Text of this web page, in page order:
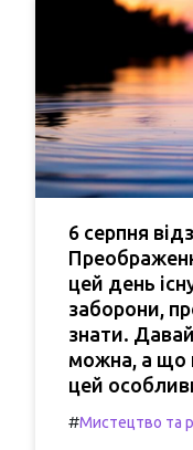
6 серпня
цей день
заборони,
знати.
можна, а що
цей
#Мистецтво та